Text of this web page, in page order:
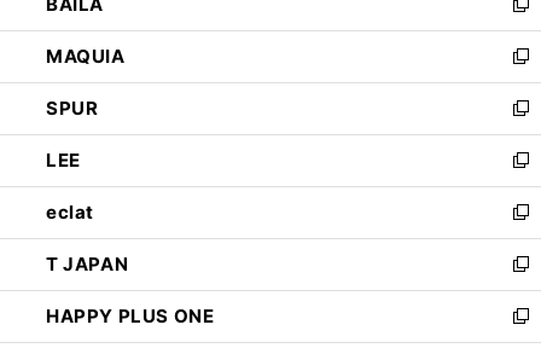
ィ
ン
ド
ウ
で
開
く
い
ウ
ィ
ン
ド
ウ
で
開
く
新
し
い
ウ
ィ
ン
ド
ウ
で
開
く
MAQUIA
新
し
い
ウ
ィ
ン
ド
ウ
で
開
く
SPUR
新
し
い
ウ
ィ
ン
ド
ウ
で
開
LEE
新
し
い
ウ
ィ
ン
ド
ウ
eclat
新
し
い
ウ
ィ
T JAPAN
新
し
い
HAPPY PLUS ONE
新